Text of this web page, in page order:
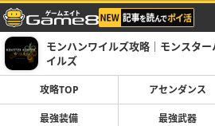
モンハンワイルズ攻略｜モンスター
イルズ
攻略TOP アセンダンス
最強装備 最強武器